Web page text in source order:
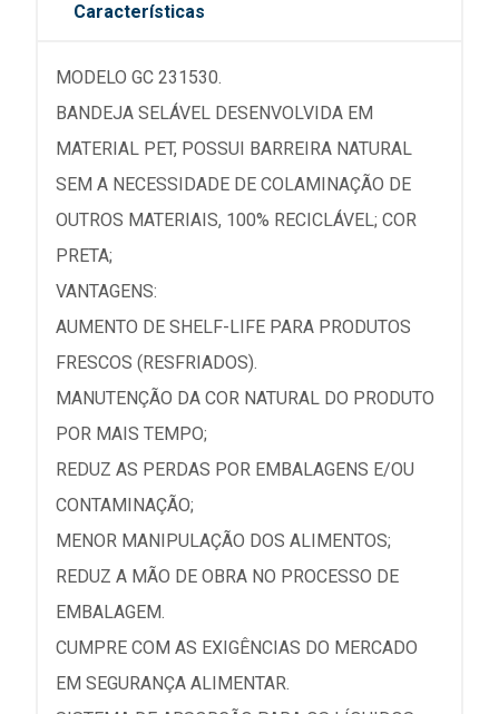
Características
MODELO GC 231530.
BANDEJA SELÁVEL DESENVOLVIDA EM
MATERIAL PET, POSSUI BARREIRA NATURAL
SEM A NECESSIDADE DE COLAMINAÇÃO DE
OUTROS MATERIAIS, 100% RECICLÁVEL; COR
PRETA;
VANTAGENS:
AUMENTO DE SHELF-LIFE PARA PRODUTOS
FRESCOS (RESFRIADOS).
MANUTENÇÃO DA COR NATURAL DO PRODUTO
POR MAIS TEMPO;
REDUZ AS PERDAS POR EMBALAGENS E/OU
CONTAMINAÇÃO;
MENOR MANIPULAÇÃO DOS ALIMENTOS;
REDUZ A MÃO DE OBRA NO PROCESSO DE
EMBALAGEM.
CUMPRE COM AS EXIGÊNCIAS DO MERCADO
EM SEGURANÇA ALIMENTAR.